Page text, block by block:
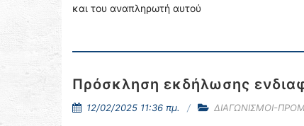
και του αναπληρωτή αυτού
Πρόσκληση εκδήλωσης
12/02/2025 11:36 πμ. ΔΙΑΓΩΝΙΣΜΟΙ-